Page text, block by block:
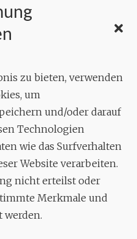
zu bieten, verwenden
um
und/oder darauf
Technologien
wie das Surfverhalten
Website verarbeiten.
nicht erteilst oder
Merkmale und
Str. 18
Leiter:
/ 34 23 57 1
YouTube